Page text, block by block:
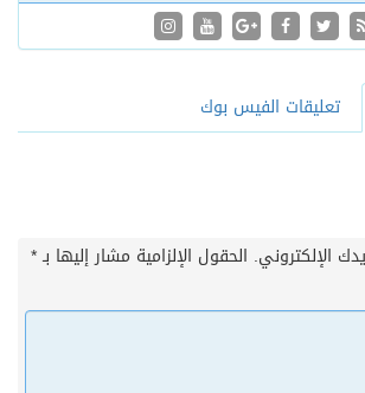
تعليقات الفيس بوك
الإلكتروني. الحقول الإلزامية مشار إليها بـ*